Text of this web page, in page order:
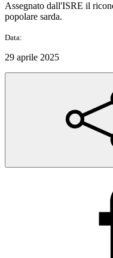
Assegnato dall'ISRE il
popolare sarda.
Data:
29 aprile 2025